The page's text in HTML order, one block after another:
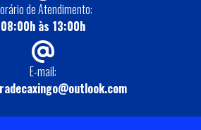
de Atendimento:
08:00h às 13:00h
E-mail: